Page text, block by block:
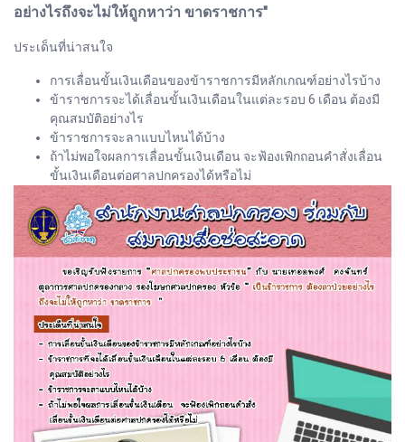
อย่างไรถึงจะไม่ให้ถูกหาว่า ขาดราชการ"
ประเด็นที่น่าสนใจ
การเลื่อนขั้นเงินเดือนของข้าราชการมีหลักเกณฑ์อย่างไรบ้าง
ข้าราชการจะได้เลื่อนขั้นเงินเดือนในแต่ละรอบ 6 เดือน ต้องมี
คุณสมบัติอย่างไร
ข้าราชการจะลาแบบไหนได้บ้าง
ถ้าไม่พอใจผลการเลื่อนขั้นเงินเดือน จะฟ้องเพิกถอนคำสั่งเลื่อน
ขั้นเงินเดือนต่อศาลปกครองได้หรือไม่